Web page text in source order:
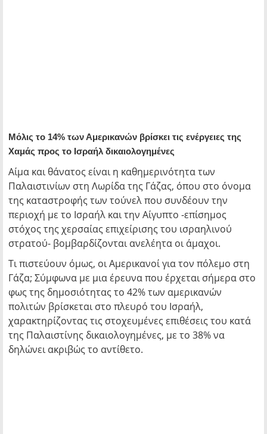
Μόλις το 14% των Αμερικανών βρίσκει τις ενέργειες της
Χαμάς προς το Ισραήλ δικαιολογημένες
Αίμα και θάνατος είναι η καθημερινότητα των
Παλαιστινίων στη Λωρίδα της Γάζας, όπου στο όνομα
της καταστροφής των τούνελ που συνδέουν την
περιοχή με το Ισραήλ και την Αίγυπτο -επίσημος
στόχος της χερσαίας επιχείρισης του ισραηλινού
στρατού- βομβαρδίζονται ανελέητα οι άμαχοι.
Τι πιστεύουν όμως, οι Αμερικανοί για τον πόλεμο στη
Γάζα; Σύμφωνα με μια έρευνα που έρχεται σήμερα στο
φως της δημοσιότητας το 42% των αμερικανών
πολιτών βρίσκεται στο πλευρό του Ισραήλ,
χαρακτηρίζοντας τις στοχευμένες επιθέσεις του κατά
της Παλαιστίνης δικαιολογημένες, με το 38% να
δηλώνει ακριβώς το αντίθετο.